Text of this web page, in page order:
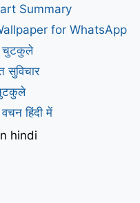
Summary
for WhatsApp
चुटकुले
सुविचार
हिंदी में
hindi